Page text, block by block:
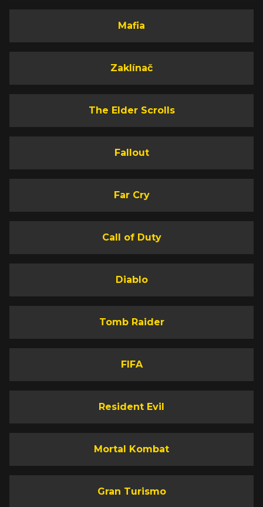
Mafia
Zaklínač
The Elder Scrolls
Fallout
Far Cry
Call of Duty
Diablo
Tomb Raider
FIFA
Resident Evil
Mortal Kombat
Gran Turismo